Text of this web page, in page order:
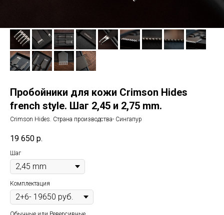
Пробойники для кожи Crimson Hides
french style. Шаг 2,45 и 2,75 mm.
Crimson Hides. Страна производства- Сингапур
19 650 р.
Шаг
Комплектация